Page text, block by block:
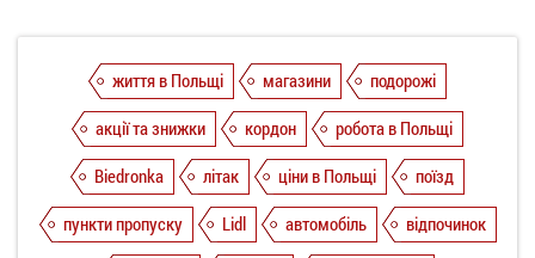
життя в Польщі магазини
подорожі
акції та знижки
кордон
робота в Польщі
Biedronka
літак ціни в Польщі
поїзд
пункти пропуску
Lidl автомобіль
відпочинок